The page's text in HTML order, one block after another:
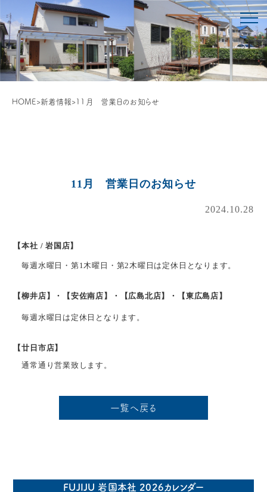
HOME>新着情報> 11月 営業日のお知らせ
FUJIJU 岩国本社 2026カレンダー
11月 営業日のお知らせ
2024.10.28
【本社 / 岩国店】
毎週水曜日・第1木曜日・第2木曜日は定休日となります。
【柳井店】・【安佐南店】・【広島北店】・【東広島店】
毎週水曜日は定休日となります。
【廿日市店】
通常通り営業致します。
一覧へ戻る